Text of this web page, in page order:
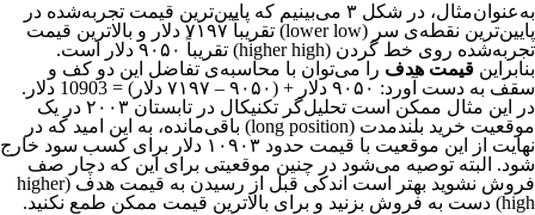
به‌عنوان‌مثال، در شکل ۳ می‌بینیم که پایین‌ترین قیمت تجربه‌شده در
پایین‌ترین نقطه‌ی سر (lower low) تقریباً ۷۱۹۷ دلار و بالاترین قیمت
تجربه‌شده روی خط گردن (higher high) تقریباً ۹۰۵۰ دلار است.
بنابراین قیمت هدف را می‌توان با محاسبه‌ی تفاضل این دو کف و
سقف به دست آورد: ۹۰۵۰ دلار + (۹۰۵۰ – ۷۱۹۷ دلار) = 10903 دلار.
در این مثال ممکن است تحلیل‌گر تکنیکال در تابستان ۲۰۰۳ در یک
موقعیت خرید بلندمدت (long position) باقی‌مانده، به این امید که در
نهایت از این موقعیت با قیمت حدود ۱۰۹۰۳ دلار برای کسب سود خارج
شود. البته توصیه می‌شود در چنین موقعیتی برای این که دچار صف
فروش نشوید بهتر است اندکی قبل از رسیدن به قیمت هدف (higher
high) دست به فروش بزنید و برای بالاترین قیمت ممکن طمع نکنید.